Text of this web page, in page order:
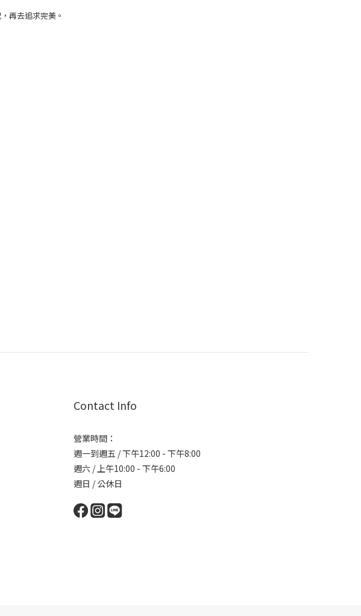
再去追求完美。
Contact Info
營業時間：
週一到週五 / 下午12:00 - 下午8:00
週六 / 上午10:00 - 下午6:00
週日 / 公休日